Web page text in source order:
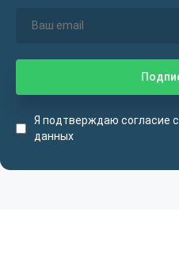
Я подтверждаю согласие с
данных